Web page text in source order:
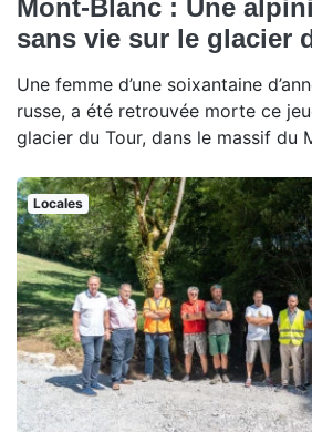
Mont-Blanc : Une
sans vie sur le glacier
Une femme d’une soixantaine
russe, a été retrouvée morte ce
glacier du Tour, dans le massif du
Locales